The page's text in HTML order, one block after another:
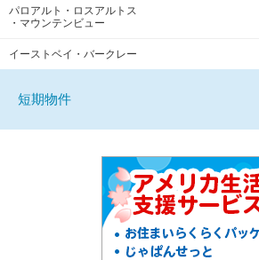
パロアルト・ロスアルトス
・マウンテンビュー
イーストベイ・バークレー
短期物件